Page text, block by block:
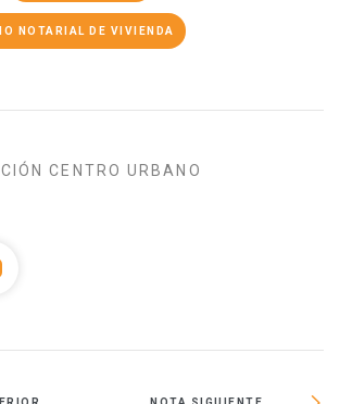
NOTARIAL DE VIVIENDA
CENTRO URBANO